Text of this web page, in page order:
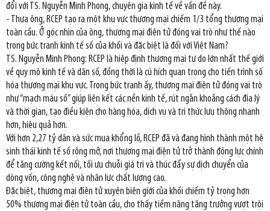
đổi với TS. Nguyễn Minh Phong, chuyên gia kinh tế về vấn đề này.
- Thưa ông, RCEP tạo ra một khu vực thương mại chiếm 1/3 tổng thương mại
toàn cầu. Ở góc nhìn của ông, thương mại điện tử đóng vai trò như thế nào
trong bức tranh kinh tế số của khối và đặc biệt là đối với Việt Nam?
TS. Nguyễn Minh Phong: RCEP là hiệp định thương mại tự do lớn nhất thế giới
về quy mô kinh tế và dân số, đồng thời là cú hích quan trọng cho tiến trình số
hóa thương mại khu vực. Trong bức tranh ấy, thương mại điện tử đóng vai trò
như “mạch máu số” giúp liên kết các nền kinh tế, rút ngắn khoảng cách địa lý
và thời gian, tạo điều kiện cho hàng hóa, dịch vụ và tri thức lưu thông nhanh
hơn, hiệu quả hơn.
Với hơn 2,27 tỷ dân và sức mua khổng lồ, RCEP đã và đang hình thành một hệ
sinh thái kinh tế số rộng mở, nơi thương mại điện tử trở thành động lực chính
để tăng cường kết nối, tối ưu chuỗi giá trị và thúc đẩy sự dịch chuyển của
dòng vốn, công nghệ và nhân lực chất lượng cao.
Đặc biệt, thương mại điện tử xuyên biên giới của khối chiếm tỷ trọng hơn
50% thương mại điện tử toàn cầu, cho thấy tiềm năng tăng trưởng vượt trội